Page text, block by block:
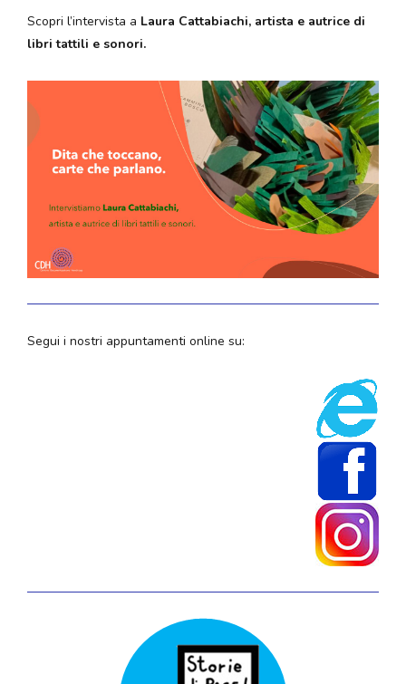
Scopri l’intervista a Laura Cattabiachi, artista e autrice di
libri tattili e sonori.
Segui i nostri appuntamenti online su: